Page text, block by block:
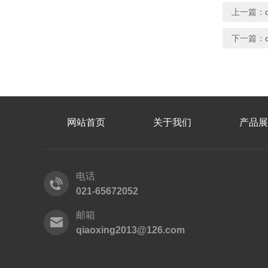
上一篇：
下一篇：
网站首页 关于我们 产品
电话
021-65672052
邮箱
qiaoxing2013@126.com